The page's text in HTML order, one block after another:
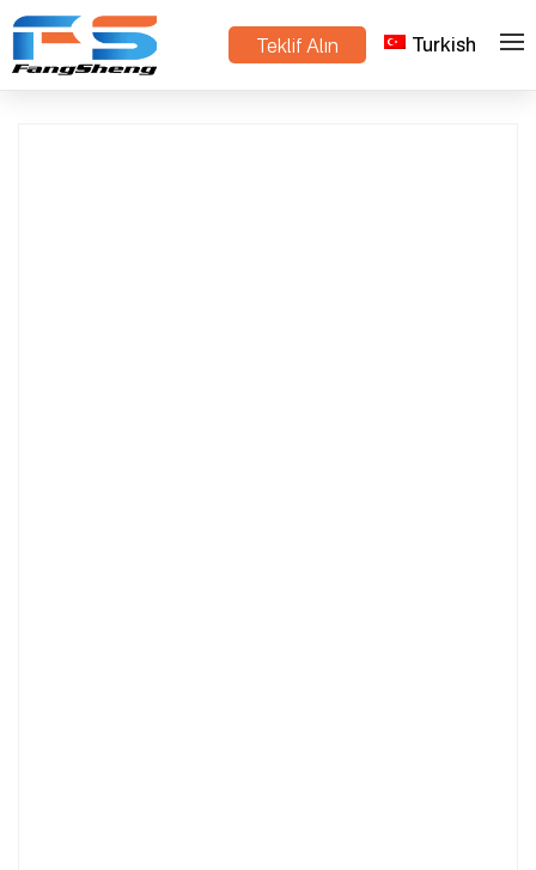
Teklif Alın Turkish
Ev > Ürünler bitki nakliye arabası